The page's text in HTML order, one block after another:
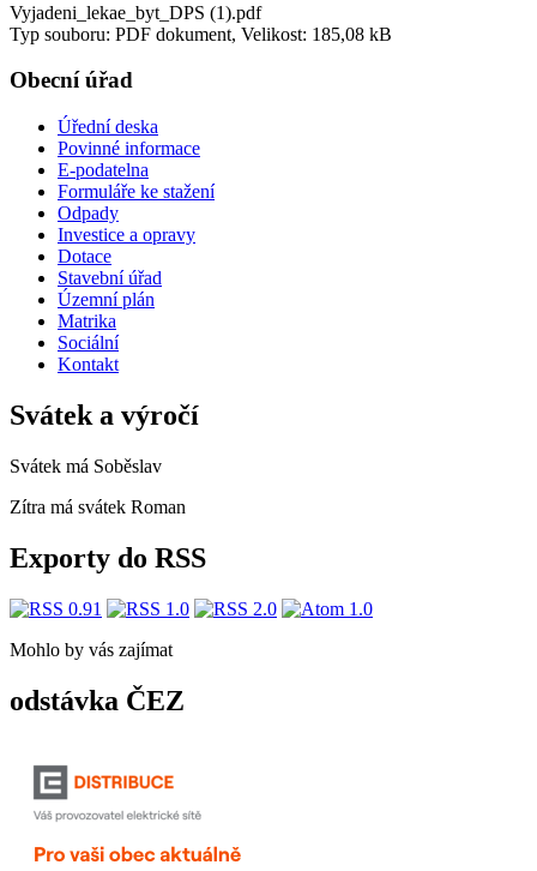
Vyjadeni_lekae_byt_DPS (1).pdf
Typ souboru: PDF dokument, Velikost: 185,08 kB
Obecní úřad
Úřední deska
Povinné informace
E-podatelna
Formuláře ke stažení
Odpady
Investice a opravy
Dotace
Stavební úřad
Územní plán
Matrika
Sociální
Kontakt
Svátek a výročí
Svátek má Soběslav
Zítra má svátek Roman
Exporty do RSS
Mohlo by vás zajímat
odstávka ČEZ